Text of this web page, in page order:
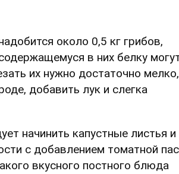
около 0,5 кг грибов,
в них белку
их нужно достаточно мелко,
добавить лук и слегка
начинить капустные листья и
с добавлением томатной
вкусного постного блюда